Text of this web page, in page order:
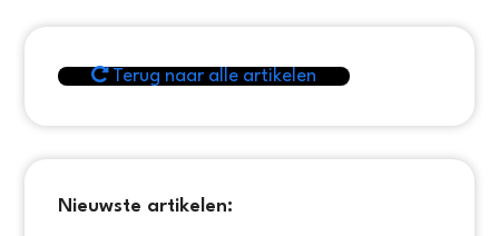
Terug naar alle artikelen
Nieuwste artikelen: